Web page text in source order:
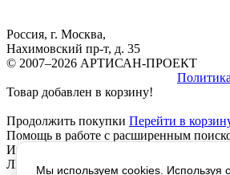
Россия, г. Москва,
Нахимовский пр-т, д. 35
© 2007–2026 АРТИСАН-ПРОЕКТ
Товар добавлен в корзину!
Продолжить покупки Перейти в
Помощь в работе с расширенным
Инструкция расширенный Поиск,
ЛИЧНОГО КАБИНЕТА, там не
Мы используем cookies. Используя